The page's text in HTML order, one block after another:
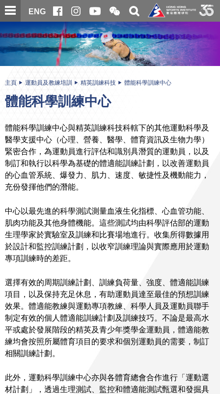
跳
至
內
容
ENG
開
合
微
信
二
維
碼
關
搜
尋
内
容
主頁 運動員及教練培訓 精英訓練科技 體能科學訓練中心
體能科學訓練中心
體能科學訓練中心與精英訓練科技科轄下的其他運動科學及
醫學支援中心（心理、營養、醫學、體育資訊及生物力學）
緊密合作，為運動員進行評估和識別具潛質的運動員，以及
制訂和執行以科學為基礎的體適能訓練計劃，以改善運動員
的心血管系統、爆發力、肌力、速度、敏捷性及機動能力，
充份發揮他們的潛能。
中心以最先進的科學測試測量血液生化指標、心血管功能、
肌肉功能及其他身體機能。這些測試均由科學評估部的運動
生理學家於實驗室及訓練和比賽場地進行。收集所得數據用
於設計和監控訓練計劃，以收窄訓練理論與實際應用於運動
專項訓練時的差距。
選擇有效的周期訓練計劃、訓練負荷量、強度、體適能訓練
項目，以及保持充足休息，有助運動員達至最佳的預想訓練
效果。體適能教練與運動專項教練、科學人員及運動員聯手
制定有效的個人體適能訓練計劃及訓練技巧。不論是最高水
平或處於發展階段的精英及青少年獎學金運動員，體適能教
練均會按照所屬體育項目的要求和個別運動員的需要，制訂
相關訓練計劃。
此外，運動科學訓練中心亦與各體育總會合作進行「運動選
材計劃」，透過生理測試、監控和體適能測試甄選和發掘具